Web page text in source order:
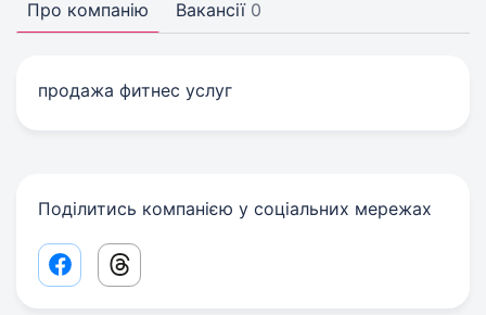
Про компанію Вакансії 0
продажа фитнес услуг
Поділитись компанією у соціальних мережах
Facebook share link
Threads share link